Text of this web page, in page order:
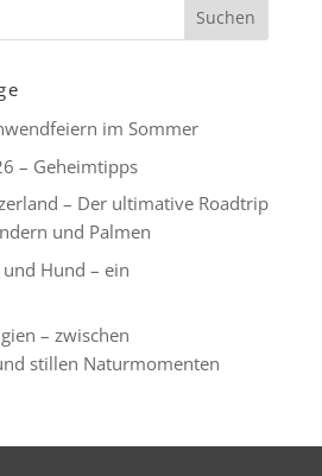
im Sommer
– Geheimtipps
– Der ultimative Roadtrip
und Palmen
Hund – ein
– zwischen
stillen Naturmomenten